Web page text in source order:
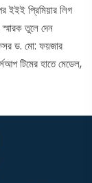
ইইই প্রিমিয়ার লিগ
তুলে দেন
ড. মো: ফয়জার
টিমের হাতে মেডেল,